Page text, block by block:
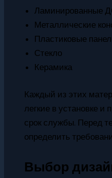
Ламинированные
Металлические
Пластиковые
Стекло
Керамика
Каждый из этих
легкие в установке и
срок службы. Перед
определить
Выбор